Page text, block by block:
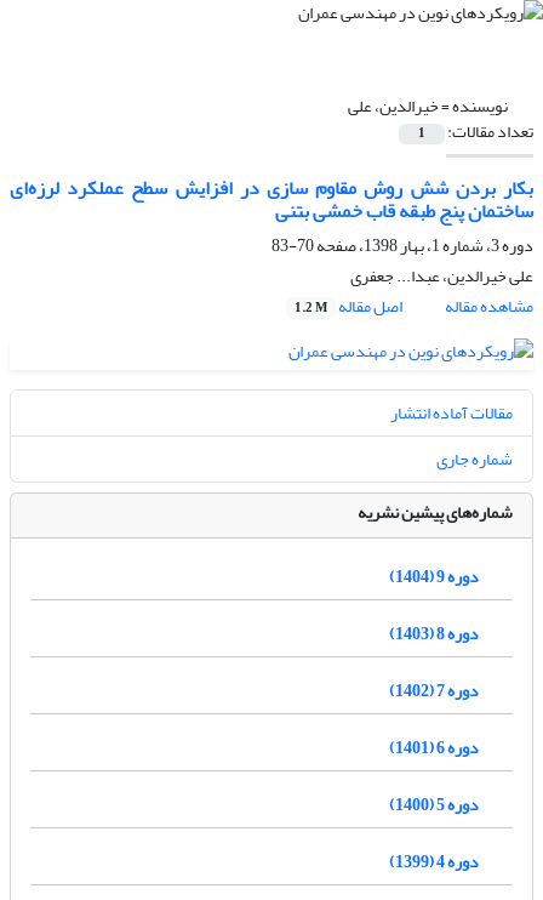
نویسنده =خیرالدین، علی
تعداد مقالات: 1
بکار بردن شش روش مقاوم سازی در افزایش سطح عملکرد لرزه‌ای
ساختمان پنج طبقه قاب خمشی بتنی
دوره 3، شماره 1، بهار 1398، صفحه
70-83
علی خیرالدین، عبدا... جعفری
مشاهده مقاله
اصل مقاله 1.2 M
مقالات آماده انتشار
شماره جاری
شماره‌های پیشین نشریه
دوره 9 (1404)
دوره 8 (1403)
دوره 7 (1402)
دوره 6 (1401)
دوره 5 (1400)
دوره 4 (1399)